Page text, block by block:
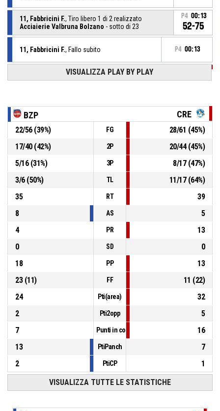
11, Fabbricini F., Tiro libero 1 di 2 realizzato
Acciaierie Valbruna Bolzano - sotto di 23
P4 00:13
52-75
11, Fabbricini F., Fallo subito P4 00:13
19, Pappalardo C.
8, Capoferri M., Passaggio sbagliato
8, Hernandez Pepe I. , Sostituzione - Esce P4 00:48
16, Marcello V. , Sostituzione - Entra P4 00:48
VISUALIZZA PLAY BY PLAY
BZP CRE
22/56(39%) FG 28/61 (45%)
17/40(42%) 2P 20/44(45%)
5/16(31%) 3P 8/17(47%)
3/6(50%) TL 11/17(64%)
35
RT
39
8
AS
5
4
PR
13
0
SD
0
18
PP
13
23(11) FF 11 (22)
24
Pti(area)
32
2
Pti2opp
5
7
Punti in contropiede
16
13
PtiPanch
7
2
PtiCP 1
VISUALIZZA TUTTE LE STATISTICHE